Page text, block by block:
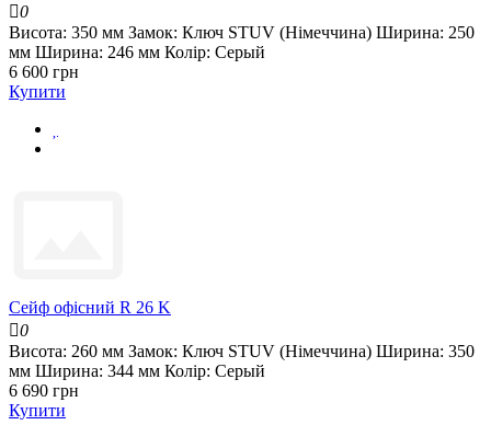
0
Висота: 350 мм Замок: Ключ STUV (Німеччина) Ширина: 250
мм Ширина: 246 мм Колір: Серый
6 600 грн
Купити
Сейф офісний R 26 K
0
Висота: 260 мм Замок: Ключ STUV (Німеччина) Ширина: 350
мм Ширина: 344 мм Колір: Серый
6 690 грн
Купити